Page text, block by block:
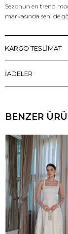
Sezonun en trend
markasında seni de
KARGO TESLİMAT
İADELER
BENZER